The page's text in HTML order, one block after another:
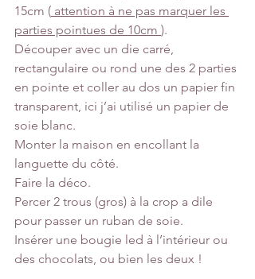
15cm ( attention à ne pas marquer les
parties pointues de 10cm ).
Découper avec un die carré,
rectangulaire ou rond une des 2 parties
en pointe et coller au dos un papier fin
transparent, ici j’ai utilisé un papier de
soie blanc.
Monter la maison en encollant la
languette du côté.
Faire la déco.
Percer 2 trous (gros) à la crop a dile
pour passer un ruban de soie.
Insérer une bougie led à l’intérieur ou
des chocolats, ou bien les deux !